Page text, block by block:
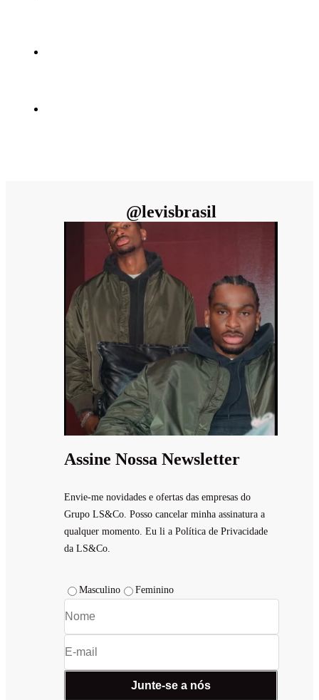
@levisbrasil
Assine Nossa Newsletter
Envie-me novidades e ofertas das empresas do
Grupo LS&Co. Posso cancelar minha assinatura a
qualquer momento. Eu li a Política de Privacidade
da LS&Co.
Masculino Feminino
Junte-se a nós